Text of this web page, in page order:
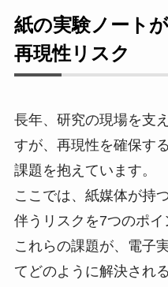
紙の実験ノート
再現性リスク
長年、研究の現場を支
すが、再現性を確保す
課題を抱えています。
ここでは、紙媒体が持
伴うリスクを7つのポイ
これらの課題が、電子
てどのように解決され